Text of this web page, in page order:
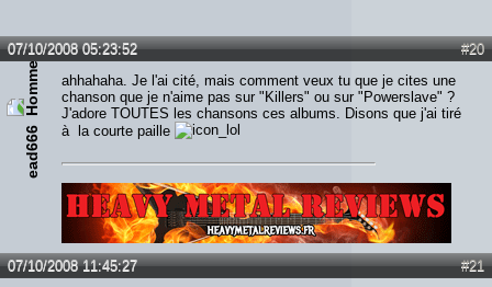
#20
07/10/2008 05:23:52
ead666
ahhahaha. Je l'ai cité, mais comment veux tu que je cites une
chanson que je n'aime pas sur "Killers" ou sur "Powerslave" ?
J'adore TOUTES les chansons ces albums. Disons que j'ai tiré
à la courte paille
Lien :http://heavymetalreviews.fr/
#21
07/10/2008 11:45:27